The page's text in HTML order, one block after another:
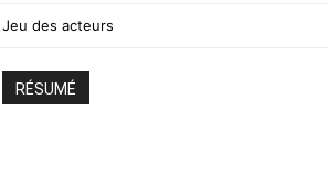
Jeu des acteurs
RÉSUMÉ